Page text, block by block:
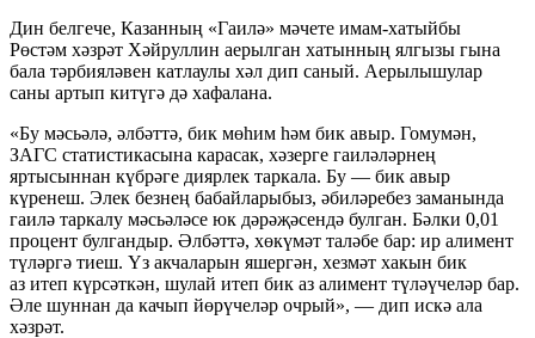
Дин белгече, Казанның «Гаилә» мәчете имам-хатыйбы
Рөстәм хәзрәт Хәйруллин аерылган хатынның ялгызы гына
бала тәрбияләвен катлаулы хәл дип саный. Аерылышулар
саны артып китүгә дә хафалана.
«Бу мәсьәлә, әлбәттә, бик мөһим һәм бик авыр. Гомумән,
ЗАГС статистикасына карасак, хәзерге гаиләләрнең
яртысыннан күбрәге диярлек таркала. Бу — бик авыр
күренеш. Элек безнең бабайларыбыз, әбиләребез заманында
гаилә таркалу мәсьәләсе юк дәрәҗәсендә булган. Бәлки 0,01
процент булгандыр. Әлбәттә, хөкүмәт таләбе бар: ир алимент
түләргә тиеш. Үз акчаларын яшергән, хезмәт хакын бик
аз итеп күрсәткән, шулай итеп бик аз алимент түләүчеләр бар.
Әле шуннан да качып йөрүчеләр очрый», — дип искә ала
хәзрәт.